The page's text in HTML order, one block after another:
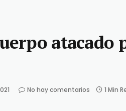
atacado
No hay comentarios 1 Min